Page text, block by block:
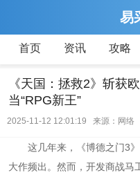
易
首页 资讯 攻略
《天国：拯救2》斩获
当“RPG新王”
2025-11-12 12:01:19 来源：网络
这几年来，《博德之门3》
大作频出。然而，开发商战马